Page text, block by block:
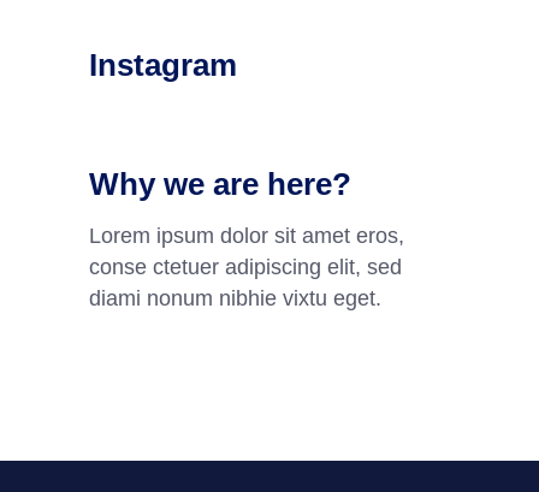
Instagram
Why we are here?
Lorem ipsum dolor sit amet eros,
conse ctetuer adipiscing elit, sed
diami nonum nibhie vixtu eget.